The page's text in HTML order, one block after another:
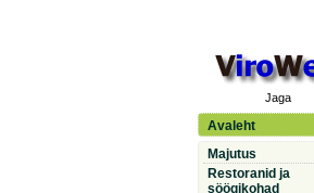
Jaga
Avaleht
Majutus
Restoranid ja
söögikohad